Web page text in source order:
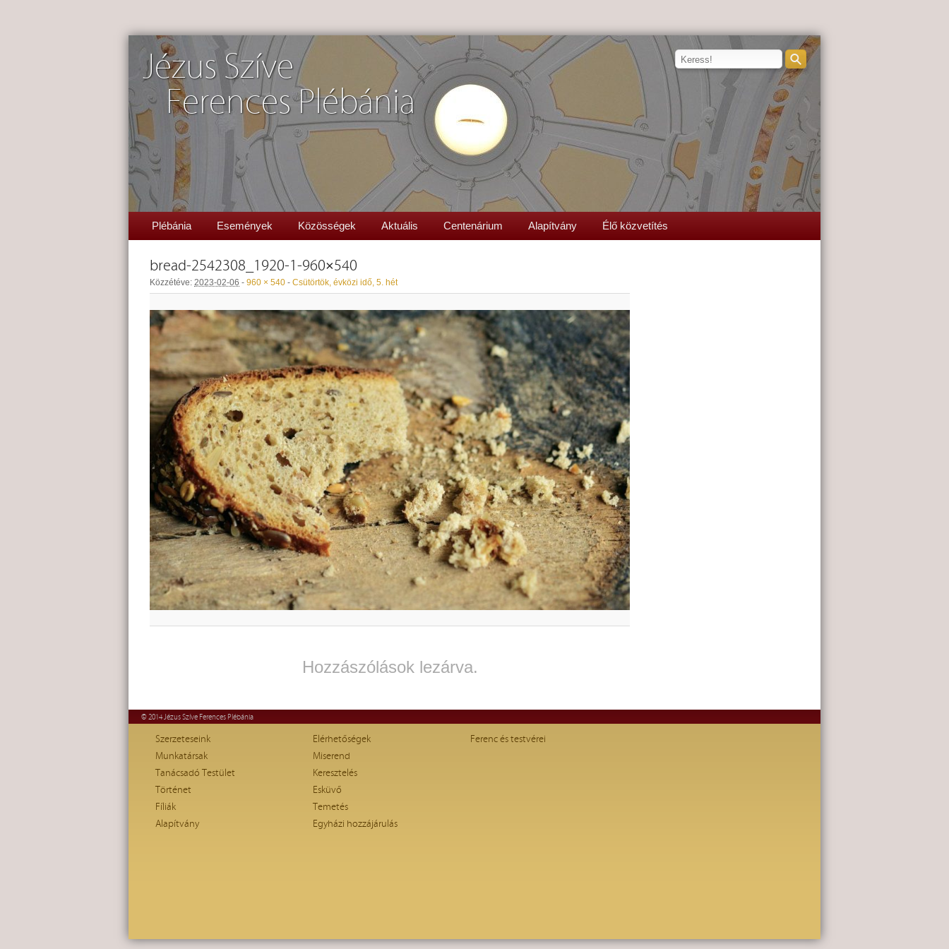
Jézus Szíve
Ferences Plébánia
Plébánia Események Közösségek Aktuális Centenárium Alapítvány Élő közvetítés
bread-2542308_1920-1-960×540
Közzétéve: 2023-02-06 - 960 × 540 - Csütörtök, évközi idő, 5. hét
Hozzászólások lezárva.
© 2014 Jézus Szíve Ferences Plébánia
Szerzeteseink
Munkatársak
Tanácsadó Testület
Történet
Fíliák
Alapítvány
Elérhetőségek
Miserend
Keresztelés
Esküvő
Temetés
Egyházi hozzájárulás
Ferenc és testvérei